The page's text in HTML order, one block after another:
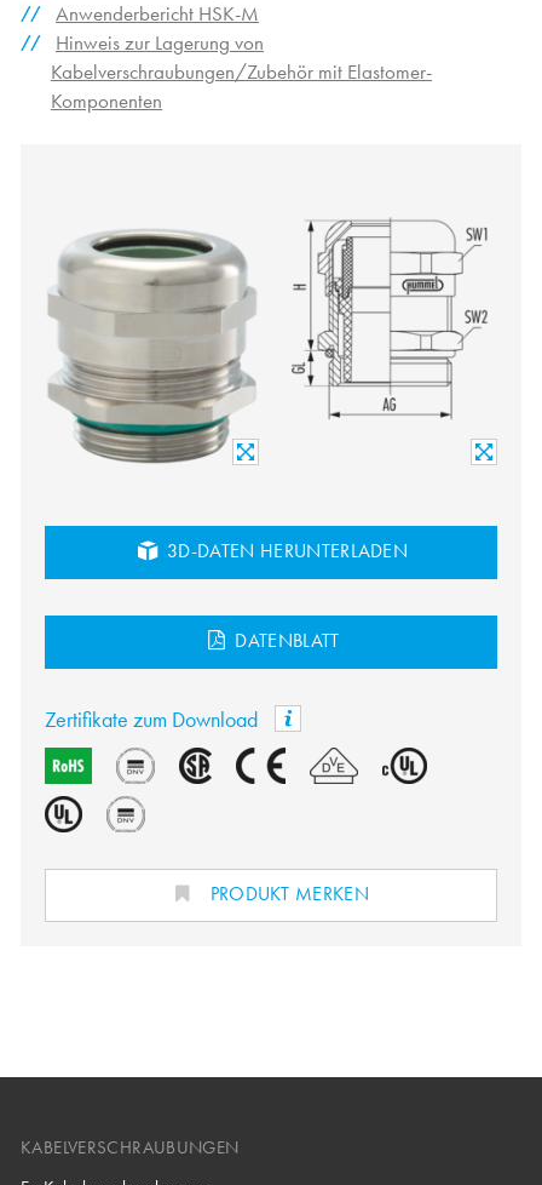
Anwenderbericht HSK-M
Hinweis zur Lagerung von
Kabelverschraubungen/Zubehör mit Elastomer-
Komponenten
3D-DATEN HERUNTERLADEN
DATENBLATT
Zertifikate zum Download
PRODUKT MERKEN
KABELVERSCHRAUBUNGEN